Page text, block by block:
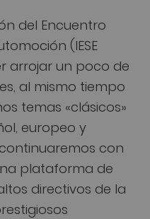
del Encuentro
(IESE
arrojar un poco de
al mismo tiempo
temas «clásicos»
europeo y
con
plataforma de
directivos de la